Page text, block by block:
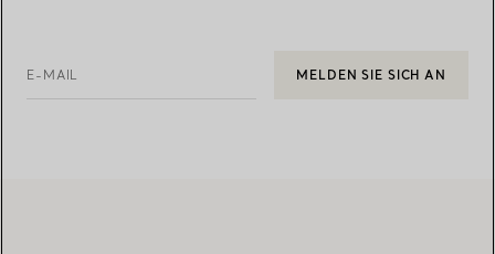
E-MAIL MELDEN SIE SICH AN